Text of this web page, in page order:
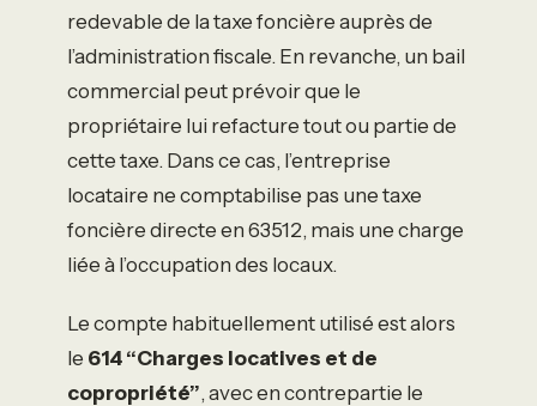
redevable de la taxe foncière auprès de
l’administration fiscale. En revanche, un bail
commercial peut prévoir que le
propriétaire lui refacture tout ou partie de
cette taxe. Dans ce cas, l’entreprise
locataire ne comptabilise pas une taxe
foncière directe en 63512, mais une charge
liée à l’occupation des locaux.
Le compte habituellement utilisé est alors
le 614 “Charges locatives et de
copropriété”, avec en contrepartie le